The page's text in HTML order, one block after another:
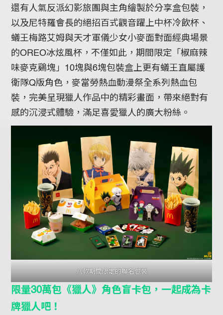
還有人氣反派幻影旅團與主角繪製於分享盒包裝，
以及尼特羅會長的絕招百式觀音躍上中杯冷飲杯、
蟻王梅路艾姆與天才軍儀少女小麥面對面經典場景
的OREO冰炫風杯，不僅如此，期間限定「椒麻辣
味麥克鷄塊」10塊與6塊包裝盒上更有蟻王直屬護
衛隊Q版角色，麥當勞熱血動漫祭全系列熱血包
裝，完美呈現獵人作品中的精彩畫面，帶來絕對有
感的沉浸式體驗，滿足喜愛獵人的廣大粉絲。
八款期間限定的聯名包裝
限量30萬包《獵人》角色盲卡包，一起成為卡
牌獵人吧！